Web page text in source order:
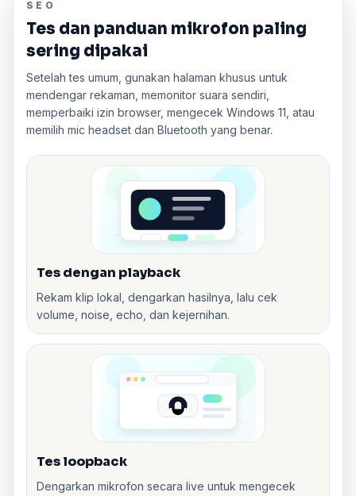
SEO
Tes dan panduan mikrofon paling
sering dipakai
Setelah tes umum, gunakan halaman khusus untuk
mendengar rekaman, memonitor suara sendiri,
memperbaiki izin browser, mengecek Windows 11, atau
memilih mic headset dan Bluetooth yang benar.
Tes dengan playback
Rekam klip lokal, dengarkan hasilnya, lalu cek
volume, noise, echo, dan kejernihan.
Tes loopback
Dengarkan mikrofon secara live untuk mengecek